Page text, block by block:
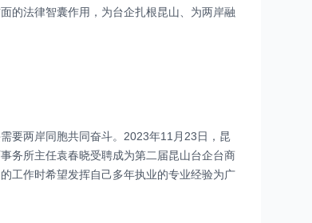
的法律智囊作用，为台企扎根昆山、为两岸融
要两岸同胞共同奋斗。2023年11月23日，昆
务所主任袁春晓受聘成为第二届昆山台企台商
工作时希望发挥自己多年执业的专业经验为广